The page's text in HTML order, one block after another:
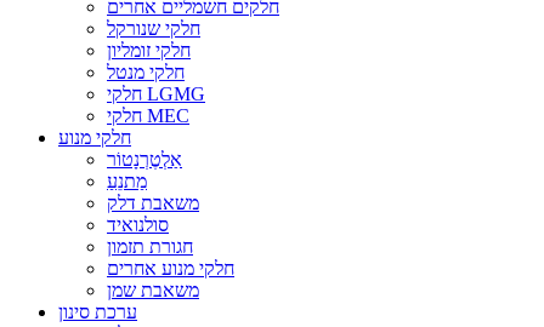
חלקים חשמליים אחרים
חלקי שנורקל
חלקי זומליון
חלקי מנטל
חלקי LGMG
חלקי MEC
חלקי מנוע
אַלְטֶרְנָטוֹר
מַתנֵעַ
משאבת דלק
סולנואיד
חגורת תזמון
חלקי מנוע אחרים
משאבת שמן
ערכת סינון